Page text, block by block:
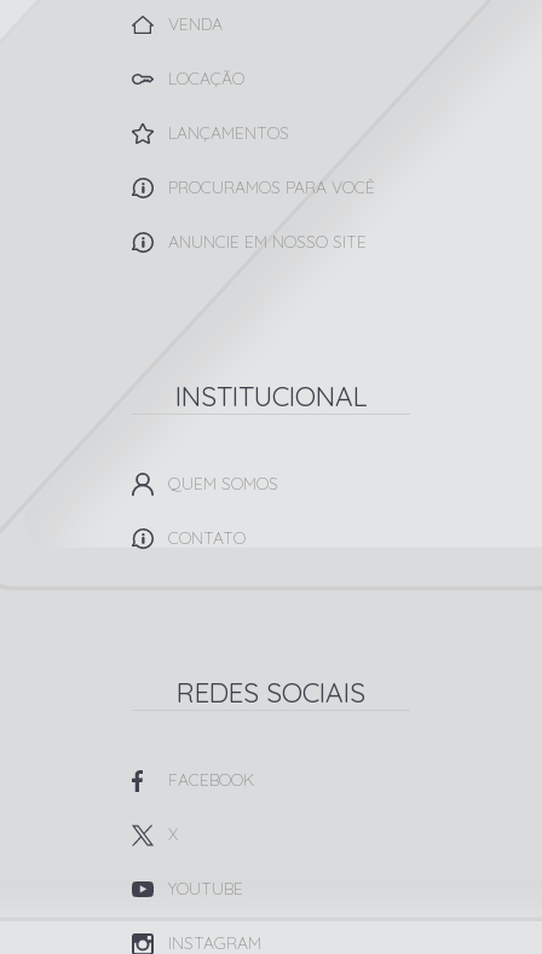
VENDA
LOCAÇÃO
LANÇAMENTOS
PROCURAMOS PARA VOCÊ
ANUNCIE EM NOSSO SITE
INSTITUCIONAL
QUEM SOMOS
CONTATO
REDES SOCIAIS
FACEBOOK
X
YOUTUBE
INSTAGRAM